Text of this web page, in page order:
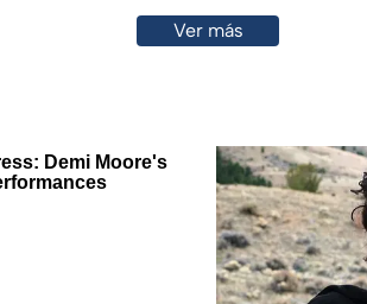
Ver más